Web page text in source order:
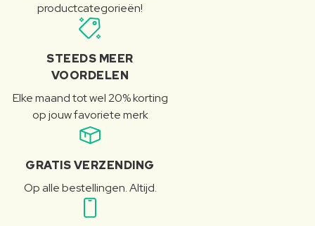
productcategorieën!
STEEDS MEER
VOORDELEN
Elke maand tot wel 20% korting
op jouw favoriete merk
GRATIS VERZENDING
Op alle bestellingen. Altijd.